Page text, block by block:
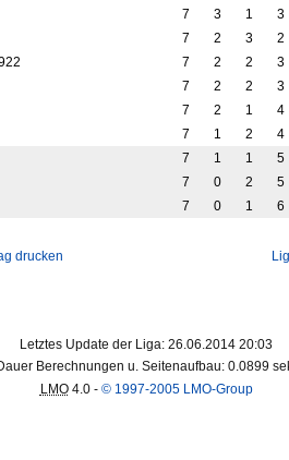
7 3 1 3
7 2 3 2
7 2 2 3
7 2 2 3
7 2 1 4
7 1 2 4
7 1 1 5
7 0 2 5
7 0 1 6
drucken
Letztes Update der Liga: 26.06.2014 20:03
Berechnungen u. Seitenaufbau: 0.0899
LMO4.0 - © 1997-2005 LMO-Group